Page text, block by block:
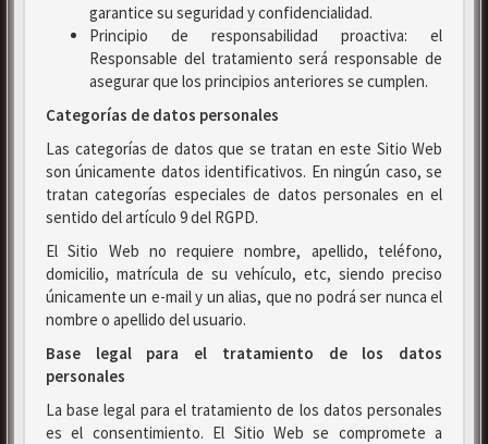
garantice su seguridad y confidencialidad.
Principio de responsabilidad proactiva: el
Responsable del tratamiento será responsable de
asegurar que los principios anteriores se cumplen.
Categorías de datos personales
Las categorías de datos que se tratan en este Sitio Web
son únicamente datos identificativos. En ningún caso, se
tratan categorías especiales de datos personales en el
sentido del artículo 9 del RGPD.
El Sitio Web no requiere nombre, apellido, teléfono,
domicilio, matrícula de su vehículo, etc, siendo preciso
únicamente un e-mail y un alias, que no podrá ser nunca el
nombre o apellido del usuario.
Base legal para el tratamiento de los datos
personales
La base legal para el tratamiento de los datos personales
es el consentimiento. El Sitio Web se compromete a